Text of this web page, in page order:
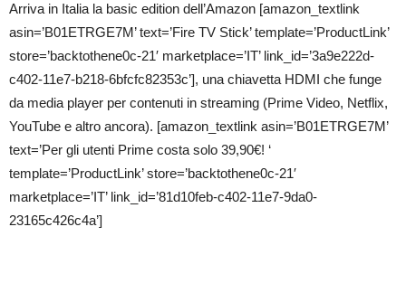
Italia
la
edition
€39.99
utenti
Prime!
Arriva in Italia la basic edition dell’Amazon [amazon_textlink
asin=’B01ETRGE7M’ text=’Fire TV Stick’ template=’ProductLink’
store=’backtothene0c-21′ marketplace=’IT’ link_id=’3a9e222d-
c402-11e7-b218-6bfcfc82353c’], una chiavetta HDMI che funge
da media player per contenuti in streaming (Prime Video, Netflix,
YouTube e altro ancora). [amazon_textlink asin=’B01ETRGE7M’
text=’Per gli utenti Prime costa solo 39,90€! ‘
template=’ProductLink’ store=’backtothene0c-21′
marketplace=’IT’ link_id=’81d10feb-c402-11e7-9da0-
23165c426c4a’]